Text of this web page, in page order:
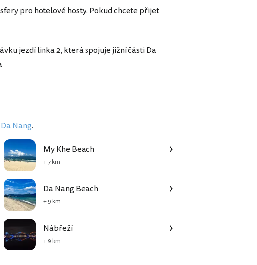
pro hotelové hosty. Pokud chcete přijet
jezdí linka 2, která spojuje jižní části Da
Nang.
My Khe Beach
+ 7 km
Da Nang Beach
+ 9 km
Nábřeží
+ 9 km